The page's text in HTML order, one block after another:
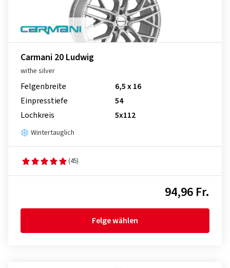
Carmani 20 Ludwig
withe silver
Felgenbreite
6,5 x 16
Einpresstiefe
54
Lochkreis
5x112
Wintertauglich
(45)
94,96 Fr.
Felge wählen